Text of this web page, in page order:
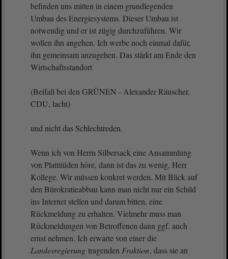
befinden uns mitten in einem grundlegenden
Umbau des Energiesystems. Dieser Umbau ist
notwendig und er ist zügig durchzuführen. Wir
wollen ihn angehen. Ich werbe noch einmal dafür,
ihn gemeinsam anzugehen. Das stärkt am Ende den
Wirtschaftsstandort
(Beifall bei den GRÜNEN - Alexander Räuscher,
CDU, lacht)
und nicht das Schlechtreden.
Wenn ich von Herrn Silbersack eine Ansammlung
von Plattitüden höre, dann ist das zu wenig, Herr
Kollege. Wir müssen konkret werden. Mit Blick auf
den Bürokratieabbau kann man nicht nur ein Schild
ins Internet stellen und darum bitten, eine
Rückmeldung zu erhalten. Vielmehr muss man
Rückmeldungen von Betroffenen dann ggf. auch
ernst nehmen. Ich erwarte von einer die
Landesregierung tragenden Fraktion, dass sie an